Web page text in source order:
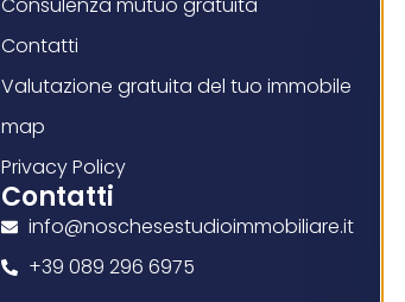
Consulenza mutuo gratuita
Contatti
Valutazione gratuita del tuo immobile
map
Privacy Policy
Contatti
info@noschesestudioimmobiliare.it
+39 089 296 6975